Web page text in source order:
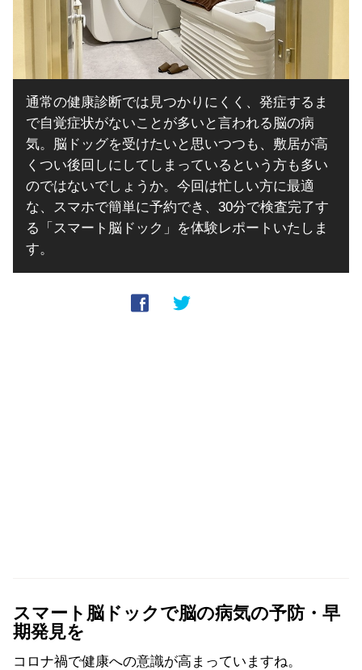
通常の健康診断では見つかりにくく、発症するま
で自覚症状がないことが多いと言われる脳の病
気。脳ドッグを受けたいと思いつつも、敷居が高
くつい後回しにしてしまっているという方も多い
のではないでしょうか。今回は忙しい方に最適
な、スマホで簡単に予約でき、30分で検査完了す
る「スマート脳ドック」を体験レポートいたしま
す。
スマート脳ドックで脳の病気の予防・早
期発見を
コロナ禍で健康への意識が高まっていますね。